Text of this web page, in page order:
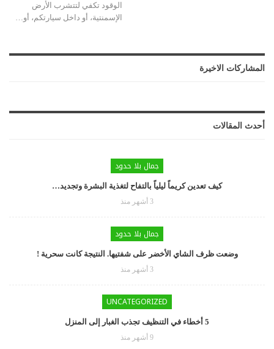
الوقود تكفي لتتشرب الأرض
الإسمنتية، أو داخل سيارتكم، أو…
المشاركات الاخيرة
أحدث المقالات
جمال بلا حدود
كيف تعدين كريماً ليلياً بالتفاح لتغذية البشرة وتجديد…
3 أشهر منذ
جمال بلا حدود
وضعت ظرف الشاي الأخضر على شفتيها. النتيجة كانت سحرية !
3 أشهر منذ
UNCATEGORIZED
5 أخطاء في التنظيف تجذب الغبار إلى المنزل
9 أشهر منذ